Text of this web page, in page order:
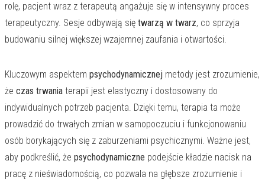
rolę, pacjent wraz z terapeutą angażuje się w intensywny proces
terapeutyczny. Sesje odbywają się twarzą w twarz, co sprzyja
budowaniu silnej większej wzajemnej zaufania i otwartości.
Kluczowym aspektem psychodynamicznej metody jest zrozumienie,
że czas trwania terapii jest elastyczny i dostosowany do
indywidualnych potrzeb pacjenta. Dzięki temu, terapia ta może
prowadzić do trwałych zmian w samopoczuciu i funkcjonowaniu
osób borykających się z zaburzeniami psychicznymi. Ważne jest,
aby podkreślić, że psychodynamiczne podejście kładzie nacisk na
pracę z nieświadomością, co pozwala na głębsze zrozumienie i